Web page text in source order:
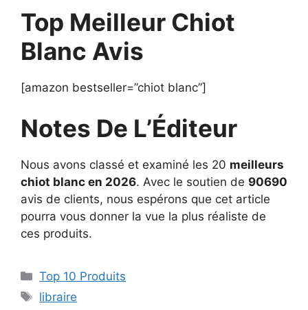
Top Meilleur Chiot
Blanc Avis
[amazon bestseller=”chiot blanc”]
Notes De L’Éditeur
Nous avons classé et examiné les 20 meilleurs
chiot blanc en 2026. Avec le soutien de 90690
avis de clients, nous espérons que cet article
pourra vous donner la vue la plus réaliste de
ces produits.
Top 10 Produits
libraire